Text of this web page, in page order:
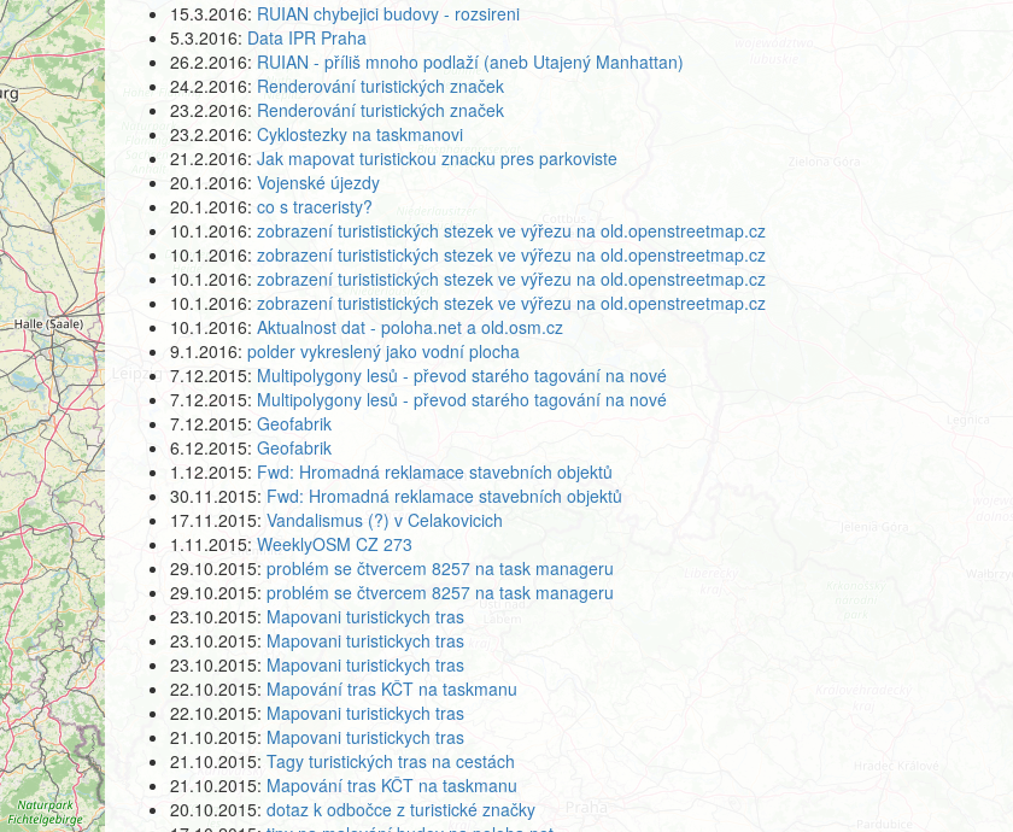
15.3.2016: RUIAN chybejici budovy - rozsireni
5.3.2016: Data IPR Praha
26.2.2016: RUIAN - příliš mnoho podlaží (aneb Utajený Manhattan)
24.2.2016: Renderování turistických značek
23.2.2016: Renderování turistických značek
23.2.2016: Cyklostezky na taskmanovi
21.2.2016: Jak mapovat turistickou znacku pres parkoviste
20.1.2016: Vojenské újezdy
20.1.2016: co s traceristy?
10.1.2016: zobrazení turististických stezek ve výřezu na old.openstreetmap.cz
10.1.2016: zobrazení turististických stezek ve výřezu na old.openstreetmap.cz
10.1.2016: zobrazení turististických stezek ve výřezu na old.openstreetmap.cz
10.1.2016: zobrazení turististických stezek ve výřezu na old.openstreetmap.cz
10.1.2016: Aktualnost dat - poloha.net a old.osm.cz
9.1.2016: polder vykreslený jako vodní plocha
7.12.2015: Multipolygony lesů - převod starého tagování na nové
7.12.2015: Multipolygony lesů - převod starého tagování na nové
7.12.2015: Geofabrik
6.12.2015: Geofabrik
1.12.2015: Fwd: Hromadná reklamace stavebních objektů
30.11.2015: Fwd: Hromadná reklamace stavebních objektů
17.11.2015: Vandalismus (?) v Celakovicich
1.11.2015: WeeklyOSM CZ 273
29.10.2015: problém se čtvercem 8257 na task manageru
29.10.2015: problém se čtvercem 8257 na task manageru
23.10.2015: Mapovani turistickych tras
23.10.2015: Mapovani turistickych tras
23.10.2015: Mapovani turistickych tras
22.10.2015: Mapování tras KČT na taskmanu
22.10.2015: Mapovani turistickych tras
21.10.2015: Mapovani turistickych tras
21.10.2015: Tagy turistických tras na cestách
21.10.2015: Mapování tras KČT na taskmanu
20.10.2015: dotaz k odbočce z turistické značky